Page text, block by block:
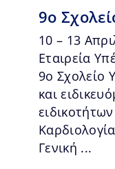
9ο
10 – 13
Εταιρεία
9ο Σχολείο
και
Γενική ...